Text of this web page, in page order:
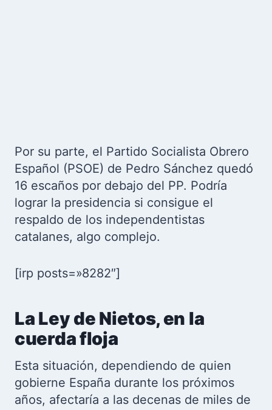
Por su parte, el Partido Socialista Obrero
Español (PSOE) de Pedro Sánchez quedó
16 escaños por debajo del PP. Podría
lograr la presidencia si consigue el
respaldo de los independentistas
catalanes, algo complejo.
[irp posts=»8282″]
La Ley de Nietos, en la
cuerda floja
Esta situación, dependiendo de quien
gobierne España durante los próximos
años, afectaría a las decenas de miles de